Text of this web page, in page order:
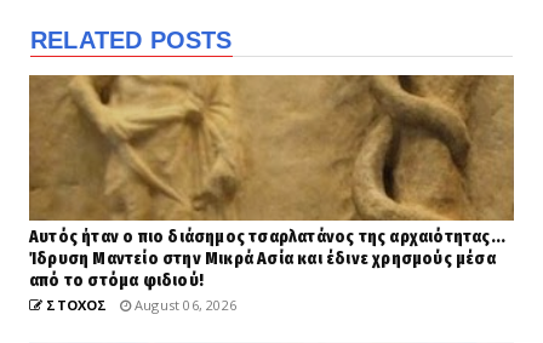
RELATED POSTS
Αυτός ήταν ο πιο διάσημος τσαρλατάνος της αρχαιότητας...
Ίδρυση Μαντείο στην Μικρά Ασία και έδινε χρησμούς μέσα
από το στόμα φιδιού!
ΣΤΟΧΟΣ August 06, 2026